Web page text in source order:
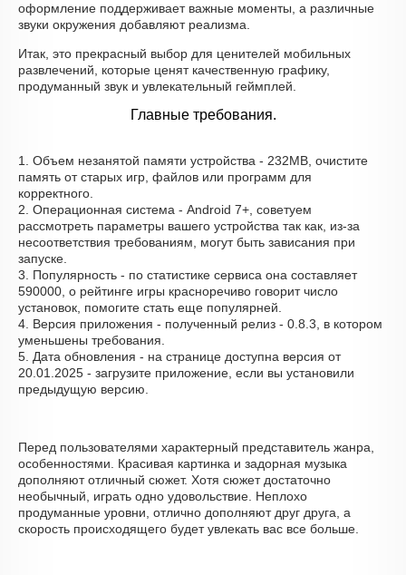
оформление поддерживает важные моменты, а различные
звуки окружения добавляют реализма.
Итак, это прекрасный выбор для ценителей мобильных
развлечений, которые ценят качественную графику,
продуманный звук и увлекательный геймплей.
Главные требования.
1. Объем незанятой памяти устройства - 232MB, очистите
память от старых игр, файлов или программ для
корректного.
2. Операционная система - Android 7+, советуем
рассмотреть параметры вашего устройства так как, из-за
несоответствия требованиям, могут быть зависания при
запуске.
3. Популярность - по статистике сервиса она составляет
590000, о рейтинге игры красноречиво говорит число
установок, помогите стать еще популярней.
4. Версия приложения - полученный релиз - 0.8.3, в котором
уменьшены требования.
5. Дата обновления - на странице доступна версия от
20.01.2025 - загрузите приложение, если вы установили
предыдущую версию.
Перед пользователями характерный представитель жанра,
особенностями. Красивая картинка и задорная музыка
дополняют отличный сюжет. Хотя сюжет достаточно
необычный, играть одно удовольствие. Неплохо
продуманные уровни, отлично дополняют друг друга, а
скорость происходящего будет увлекать вас все больше.